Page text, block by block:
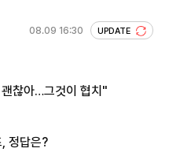
08.09 16:30 UPDATE
찮아…그것이 협치"
정답은?